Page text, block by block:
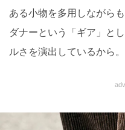
ある小物を多用しながら
ダナーという「ギア」と
ルさを演出しているから。